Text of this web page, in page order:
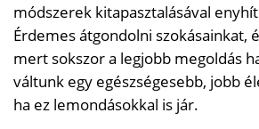
módszerek kitapasztalásával
Érdemes átgondolni szokásainkat,
mert sokszor a legjobb megoldás
váltunk egy egészségesebb, jobb
ha ez lemondásokkal is jár.